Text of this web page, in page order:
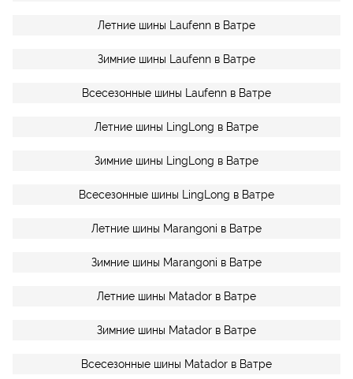
Летние шины Laufenn в Ватре
Зимние шины Laufenn в Ватре
Всесезонные шины Laufenn в Ватре
Летние шины LingLong в Ватре
Зимние шины LingLong в Ватре
Всесезонные шины LingLong в Ватре
Летние шины Marangoni в Ватре
Зимние шины Marangoni в Ватре
Летние шины Matador в Ватре
Зимние шины Matador в Ватре
Всесезонные шины Matador в Ватре